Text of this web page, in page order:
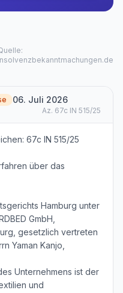
06. Juli 2026
Az. 67c IN 515/25
67c IN 515/25
über das
Hamburg unter
GmbH,
gesetzlich vertreten
Yaman Kanjo,
Unternehmens ist der
und